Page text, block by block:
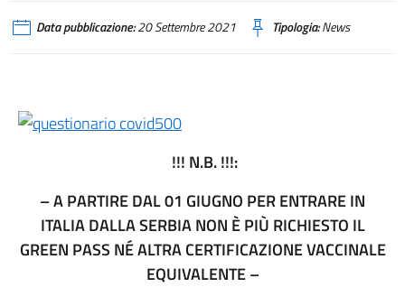
Data pubblicazione:20 Settembre 2021 Tipologia:News
!!! N.B. !!!:
– A PARTIRE DAL 01 GIUGNO PER ENTRARE IN
ITALIA DALLA SERBIA NON È PIÙ RICHIESTO IL
GREEN PASS NÉ ALTRA CERTIFICAZIONE VACCINALE
EQUIVALENTE –